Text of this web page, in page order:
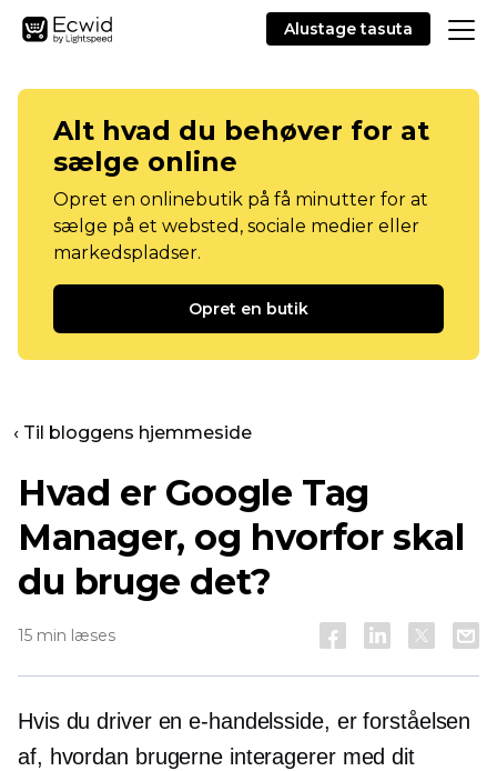
Alustage tasuta
Alt hvad du behøver for at
sælge online
Opret en onlinebutik på få minutter for at
sælge på et websted, sociale medier eller
markedspladser.
Opret en butik
‹ Til bloggens hjemmeside
Hvad er Google Tag
Manager, og hvorfor skal
du bruge det?
15 min læses
Hvis du driver en e-handelsside, er forståelsen
af, hvordan brugerne interagerer med dit